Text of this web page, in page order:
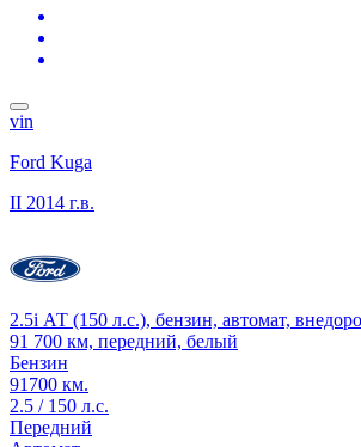
vin
Ford Kuga
II 2014 г.в.
2.5i АТ (150 л.с.), бензин, автомат,
91 700 км, передний, белый
Бензин
91700 км.
2.5 / 150 л.с.
Передний